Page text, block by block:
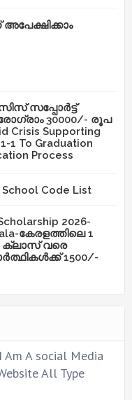
സപ്പോർട്ട്
30000/- രൂപ
Crisis Supporting
1 To Graduation
Process
School Code List
2026-
കേരളത്തിലെ 1
വരെ
1500/-
A social Media
All Type